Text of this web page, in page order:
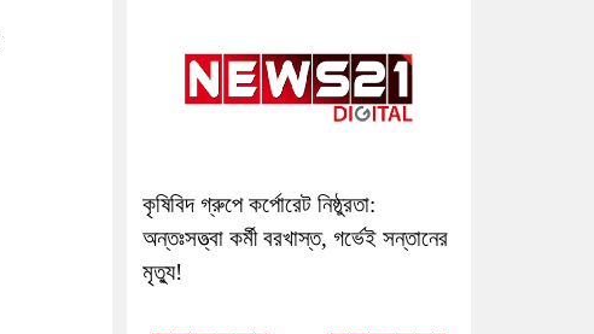
কৃষিবিদ গ্রুপে কর্পোরেট নিষ্ঠুরতা:
অন্তঃসত্ত্বা কর্মী বরখাস্ত, গর্ভেই সন্তানের
মৃত্যু!